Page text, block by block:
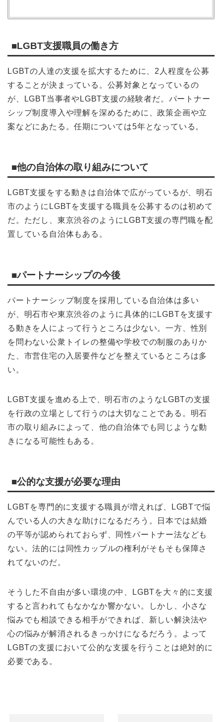
■LGBT支援職員の働き方
LGBTの人達の支援を拡大するために、2人程度を公募
することが決まっている。公募対象となっているの
が、LGBT当事者やLGBT支援の経験者だ。パートナー
シップ制度導入や理解を深めるために、政策企画や立
案などにあたる。任期については5年となっている。
■他の自治体の取り組みについて
LGBT支援をする動きは自治体で広がっているが、明石
市のようにLGBTを支援する職員を公募するのは初めて
だ。ただし、東京渋谷のようにLGBT支援の専門職を配
置している自治体もある。
■パートナーシップの今後
パートナーシップ制度を採用している自治体は多い
が、明石市や東京渋谷のように具体的にLGBTを支援す
る動きを人によって行うところは少ない。一方、性別
を問わない公衆トイレの整備や学校での制服のありか
た、市営住宅の入居要件などを整えているところは多
い。
LGBT支援を進める上で、明石市のようなLGBTの支援
を行政の立場として行うのは大切なことである。明石
市の取り組みによって、他の自治体でも同じような動
きになる可能性もある。
■公的な支援が必要な理由
LGBTを専門的に支援する職員が増えれば、LGBTで悩
んでいる人の大きな助けになるだろう。日本では結婚
の平等が認められておらず、同性パートナー法なども
ない。法的には同性カップルの権利がそもそも保障さ
れてないのだ。
そうした不自由が多い環境の中、LGBTを大々的に支援
すると言われてもなかなか響かない。しかし、小さな
悩みでも相談できる相手ができれば、新しい解決法や
心の悩みが解消されるきっかけになるだろう。よって
LGBTの支援において公的な支援を行うことは絶対的に
必要である。